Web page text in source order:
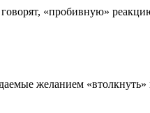
«пробивную»
желанием